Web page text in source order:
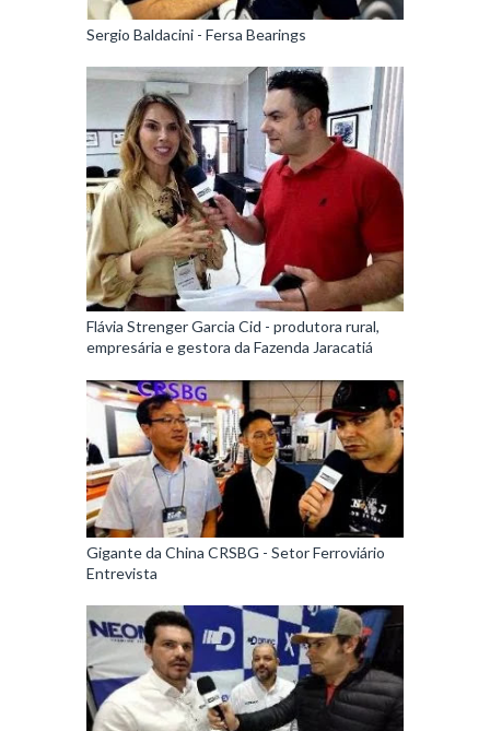
Sergio Baldacini - Fersa Bearings
Flávia Strenger Garcia Cid - produtora rural,
empresária e gestora da Fazenda Jaracatiá
Gigante da China CRSBG - Setor Ferroviário
Entrevista